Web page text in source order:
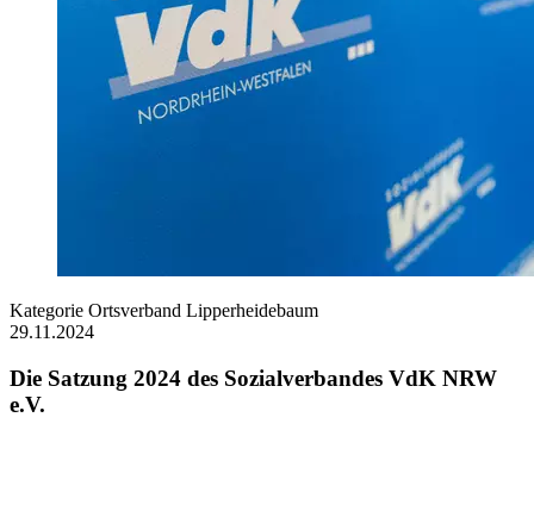
Kategorie Ortsverband Lipperheidebaum
29.11.2024
Die Satzung 2024 des Sozialverbandes VdK NRW
e.V.